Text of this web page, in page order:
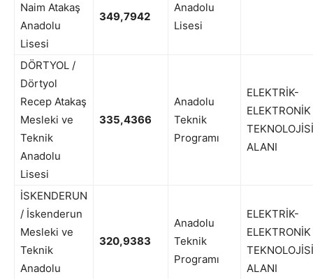
Naim Atakaş
Anadolu
Lisesi
349,7942
Anadolu
Lisesi
DÖRTYOL /
Dörtyol
Recep Atakaş
Mesleki ve
Teknik
Anadolu
Lisesi
335,4366
Anadolu
Teknik
Programı
ELEKTRİK-
ELEKTRONİK
TEKNOLOJİSİ
ALANI
İSKENDERUN
/ İskenderun
Mesleki ve
Teknik
Anadolu
320,9383
Anadolu
Teknik
Programı
ELEKTRİK-
ELEKTRONİK
TEKNOLOJİSİ
ALANI